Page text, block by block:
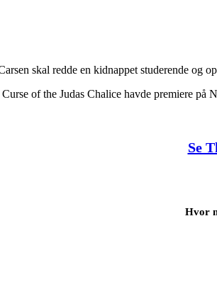
skal redde en kidnappet studerende og
of the Judas Chalice havde premiere på
Se
Hvor